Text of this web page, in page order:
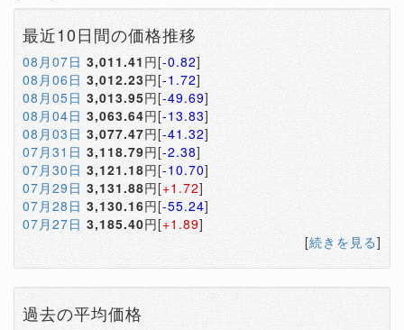
最近10日間の価格推移
08月07日 3,011.41 円[-0.82]
08月06日 3,012.23円[-1.72]
08月05日 3,013.95円[-49.69]
08月04日 3,063.64円[-13.83]
08月03日 3,077.47円[-41.32]
07月31日 3,118.79円[-2.38]
07月30日 3,121.18円[-10.70]
07月29日 3,131.88円[+1.72]
07月28日 3,130.16円[-55.24]
07月27日 3,185.40円[+1.89]
[続きを見る]
過去の平均価格